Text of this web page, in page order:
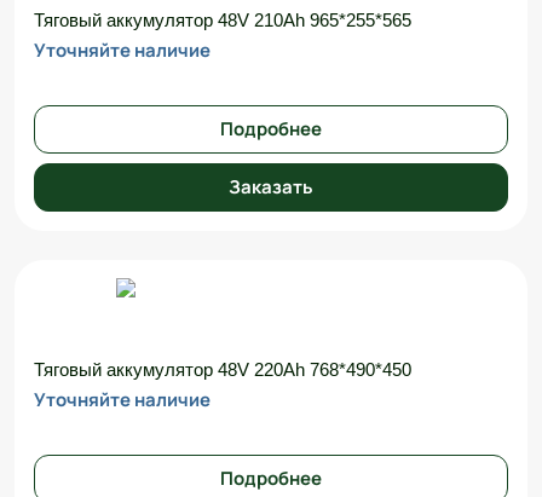
Тяговый аккумулятор 48V 210Ah 965*255*565
Уточняйте наличие
Подробнее
Заказать
Тяговый аккумулятор 48V 220Ah 768*490*450
Уточняйте наличие
Подробнее